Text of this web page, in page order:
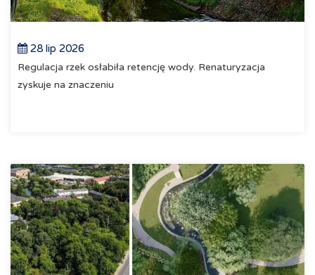
28 lip 2026
Regulacja rzek osłabiła retencję wody. Renaturyzacja
zyskuje na znaczeniu